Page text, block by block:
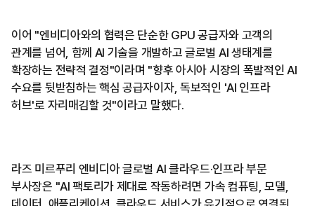
이어 "엔비디아와의 협력은 단순한 GPU 공급자와 고객의
관계를 넘어, 함께 AI 기술을 개발하고 글로벌 AI 생태계를
확장하는 전략적 결정"이라며 "향후 아시아 시장의 폭발적인 AI
수요를 뒷받침하는 핵심 공급자이자, 독보적인 'AI 인프라
허브'로 자리매김할 것"이라고 말했다.
라즈 미르푸리 엔비디아 글로벌 AI 클라우드·인프라 부문
부사장은 "AI 팩토리가 제대로 작동하려면 가속 컴퓨팅, 모델,